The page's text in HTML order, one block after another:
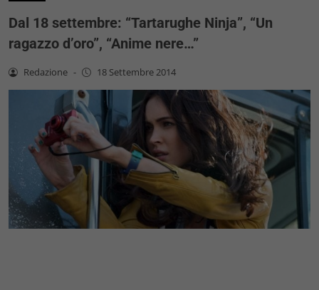
Dal 18 settembre: “Tartarughe Ninja”, “Un
ragazzo d’oro”, “Anime nere…”
Redazione - 18 Settembre 2014